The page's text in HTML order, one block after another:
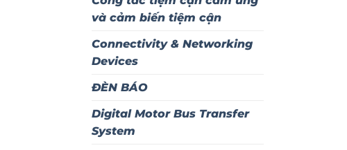
và cảm biến tiệm cận
Connectivity & Networking
Devices
ĐÈN BÁO
Digital Motor Bus Transfer
System